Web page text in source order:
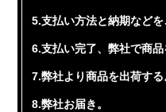
5.支払い方法と納期などを
6.支払い完了、弊社で商品
7.弊社より商品を出荷する
8.弊社お届き。